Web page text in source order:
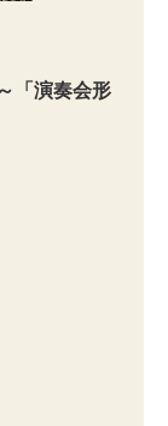
「演奏会形